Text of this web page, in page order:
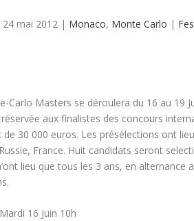
24 mai 2012 | Monaco, Monte Carlo |
Carlo Masters se déroulera du 16 au 19
aux finalistes des concours
de 30 000 euros. Les présélections ont
France. Huit candidats seront
lieu que tous les 3 ans, en alternance
Mardi 16 Juin 10h